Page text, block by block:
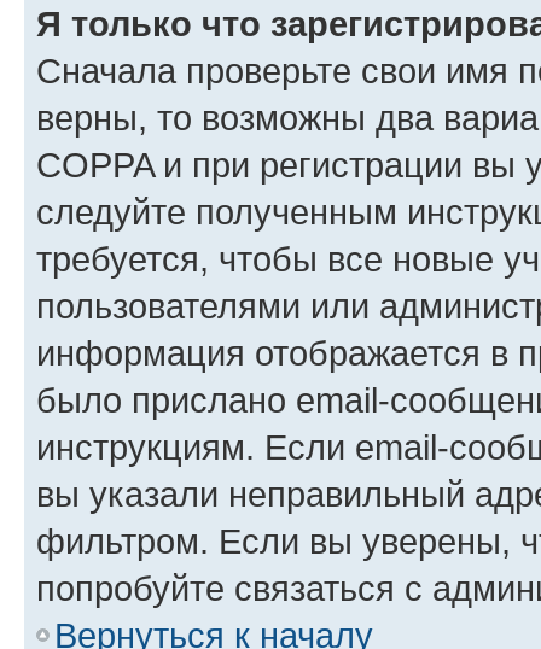
Я только что
Сначала проверьте свои имя
верны, то возможны два
COPPA и при регистрации вы
следуйте полученным
требуется, чтобы все новые
пользователями или
информация отображается в
было прислано email-
инструкциям. Если email-
вы указали неправильный
фильтром. Если вы уверены,
попробуйте связаться с
Вернуться к началу